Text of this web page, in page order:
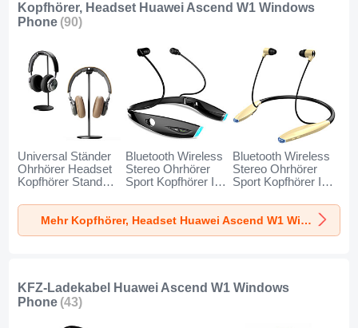
Kopfhörer, Headset Huawei Ascend W1 Windows
Phone (90)
Universal Ständer
Ohrhörer Headset
Kopfhörer Stand
Ascend W1
Windows Phone
Schwarz
Bluetooth Wireless
Stereo Ohrhörer
Sport Kopfhörer In
für Huawei Ascend
W1 Windows
Phone Schwarz
Bluetooth Wireless
Stereo Ohrhörer
Sport Kopfhörer In
für Huawei Ascend
W1 Windows
Phone Gold
Mehr Kopfhörer, Headset Huawei Ascend W1 Windows Phone
KFZ-Ladekabel Huawei Ascend W1 Windows
Phone (43)